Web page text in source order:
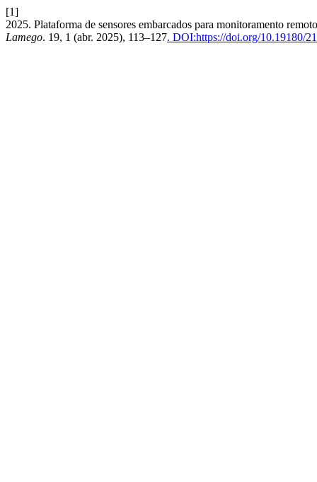
[1]
2025. Plataforma de sensores embarcados para monitoramento
Lamego. 19, 1 (abr. 2025), 113–127. DOI:https://doi.org/10.19180/